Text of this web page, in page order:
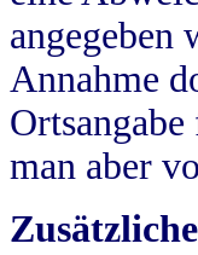
angegeben
Annahme
man aber